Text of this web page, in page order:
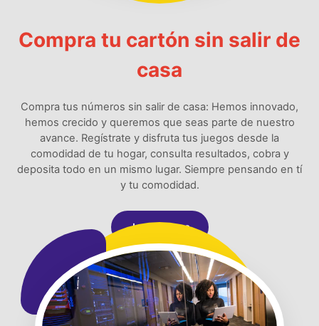
Compra tu cartón sin salir de
casa
Compra tus números sin salir de casa: Hemos innovado,
hemos crecido y queremos que seas parte de nuestro
avance. Regístrate y disfruta tus juegos desde la
comodidad de tu hogar, consulta resultados, cobra y
deposita todo en un mismo lugar. Siempre pensando en tí
y tu comodidad.
Jugar Ahora